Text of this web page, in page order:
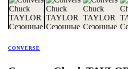
CONVERSE